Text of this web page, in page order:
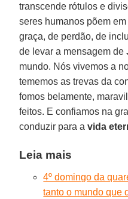
transcende rótulos e
seres humanos põem
graça, de perdão, de
de levar a mensagem de
mundo. Nós vivemos a
tememos as trevas da
fomos belamente,
feitos. E confiamos na
conduzir para avida
Leia mais
4º domingo da
tanto o mundo que